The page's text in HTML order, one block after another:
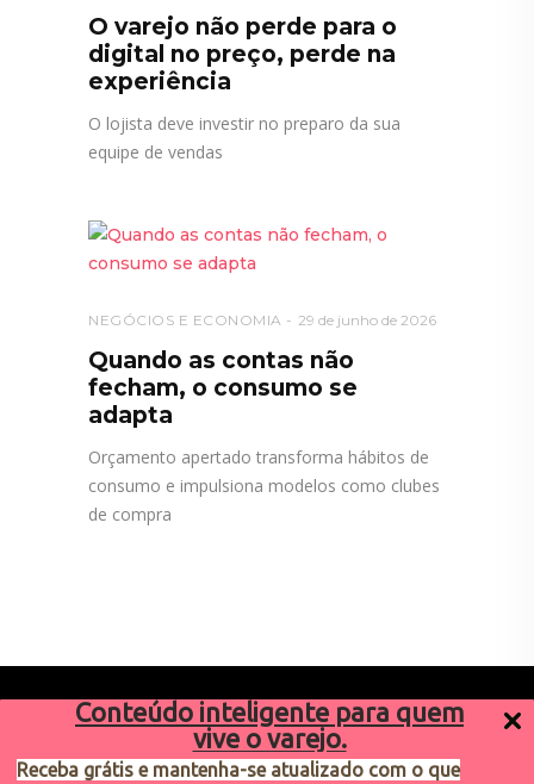
Conteúdo inteligente para quem
vive o varejo.
Receba grátis e mantenha-se atualizado com o que
O varejo não perde para o
digital no preço, perde na
experiência
O lojista deve investir no preparo da sua
equipe de vendas
NEGÓCIOS E ECONOMIA 29 de junho de 2026
Quando as contas não
fecham, o consumo se
adapta
Orçamento apertado transforma hábitos de
consumo e impulsiona modelos como clubes
de compra